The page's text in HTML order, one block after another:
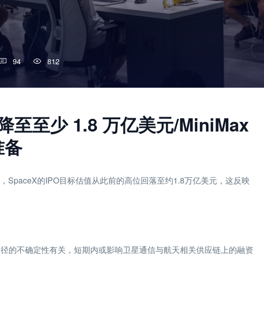
94 812
至至少 1.8 万亿美元/MiniMax
SpaceX的IPO目标估值从此前的高位回落至约1.8万亿美元，这反映
的不确定性有关，短期内或影响卫星通信与航天相关供应链上的融资